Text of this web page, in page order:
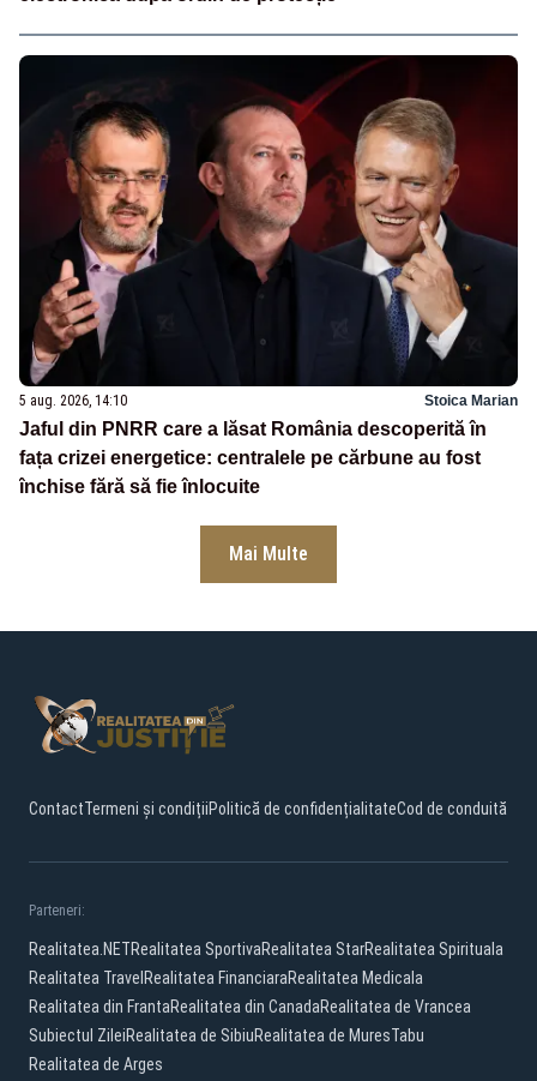
5 aug. 2026, 14:10 Stoica Marian
Jaful din PNRR care a lăsat România descoperită în
fața crizei energetice: centralele pe cărbune au fost
închise fără să fie înlocuite
Mai Multe
ContactTermeni și condițiiPolitică de confidențialitateCod de conduită
Parteneri:
Realitatea.NETRealitatea SportivaRealitatea StarRealitatea Spirituala
Realitatea Travel Realitatea FinanciaraRealitatea Medicala
Realitatea din FrantaRealitatea din CanadaRealitatea de Vrancea
Subiectul ZileiRealitatea de SibiuRealitatea de MuresTabu
Realitatea de Arges